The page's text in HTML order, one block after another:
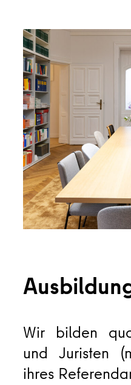
Wir bilden
und Juristen
ihres